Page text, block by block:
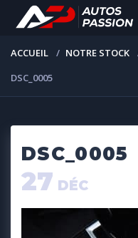
ACCUEIL NOTRE STOCK
DSC_0005
DSC_0005
27 DÉC